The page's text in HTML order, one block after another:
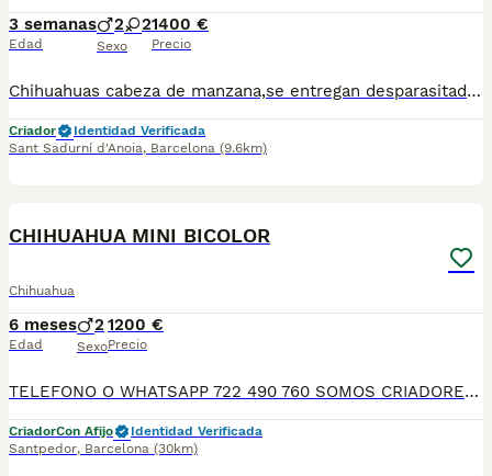
3 semanas
Edad
2 2
Sexo
1400 €
Precio
Chihuahuas cabeza de manzana,se entregan desparasitados y vacunados para más información llamar o escribir al 682908382
Criador
Identidad Verificada
Sant Sadurní d'Anoia, Barcelona (9.6km)
CHIHUAHUA MINI BICOLOR
Chihuahua
6 meses
Edad
2
Sexo
1200 €
Precio
TELEFONO O WHATSAPP 722 490 760 SOMOS CRIADORES DIRECTOS SIN INTERMEDIARIOS! MAS DE 20 AÑOS EN EL SECTOR NOS AVALAN, VALORANDO NO SOLO LA CRIA RESPONSABLE SI NO TAMBIEN LA SELECCIÓN PARA MEJORAR LA RAZA DURANTE TODOS ESTOS AÑOS. NUESTROS CACHORROS SE ENTREGAN PREVIAMENTE REVISADOS POR UN VETERINARIO PROFESIONAL Y BAJO LOS MAS ESTRICTOS CONTROLES DE SALUD, HACEMOS HINCAPIÉ EN SU SOCIABILIZACIÓN PARA SU CORRECTO DESARROLLO NEUROLOGICO! Y OS ASESORAMOS ANTES DURANTE Y DESPUES DE LA ENTREGA PARA QUE TODO SEA LO MAS AFABLE Y FACIL POSIBLE DURANTE LA ADAPTACION! NUESTROS BEBE SE ENTREGAN A PARTIR DE LOS DOS MESES CON SUS VACUNAS AL DIA, DESPARASITADOS Y CON GARANTIAS DE SALUD, MICROCHIP Y CARTILLA DE VACUNACION! SI BUSCAS UN COMPAÑERO SANO Y EQUILIBRADO ESTE ES EL LUGAR, TE ASESORAREMOS DURANTE TODO EL PROCESO NO DUDES EN CONSULTAR POR NUESTROS PEQUES AL 722 490 760
CriadorCon Afijo
Identidad Verificada
Santpedor, Barcelona (30km)